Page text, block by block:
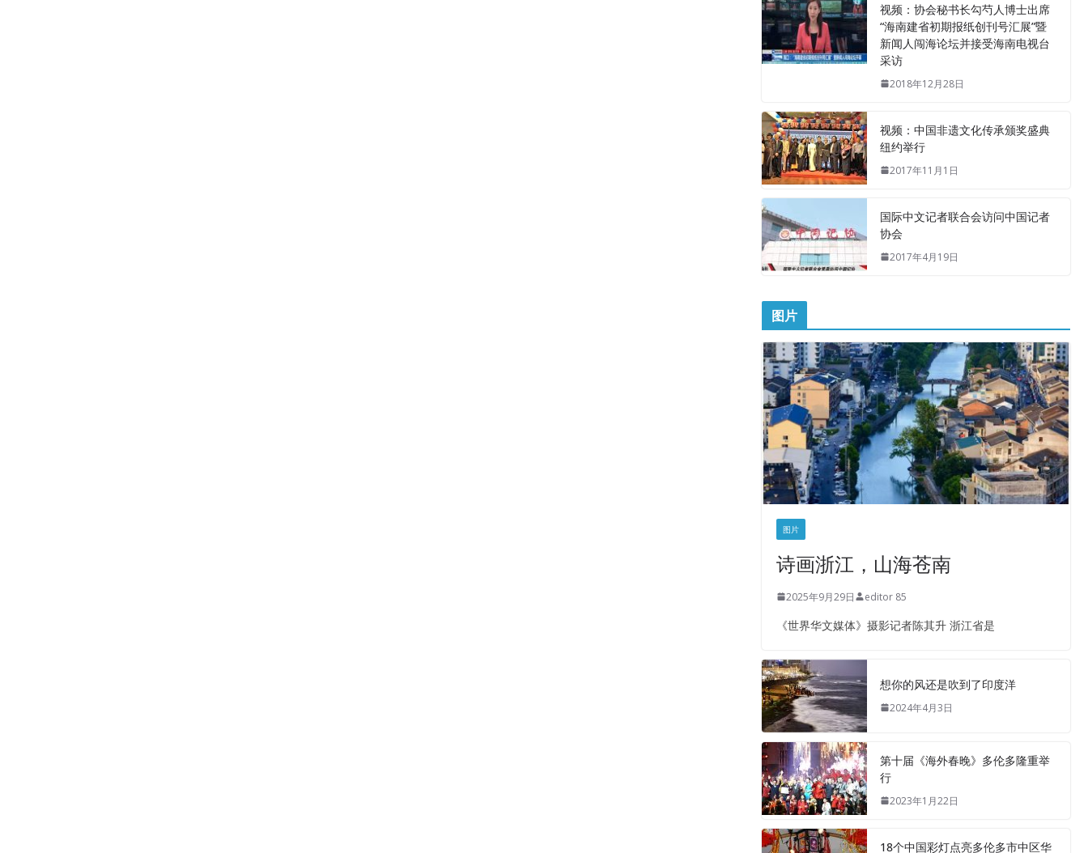
视频：协会秘书长勾芍人博士出席
“海南建省初期报纸创刊号汇展”暨
新闻人闯海论坛并接受海南电视台
采访
2018年12月28日
视频：中国非遗文化传承颁奖盛典
纽约举行
2017年11月1日
国际中文记者联合会访问中国记者
协会
2017年4月19日
图片
图片
诗画浙江，山海苍南
2025年9月29日 editor 85
《世界华文媒体》摄影记者陈其升 浙江省是
想你的风还是吹到了印度洋
2024年4月3日
第十届《海外春晚》多伦多隆重举
行
2023年1月22日
18个中国彩灯点亮多伦多市中区华